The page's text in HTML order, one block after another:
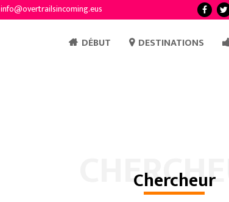
info@overtrailsincoming.eus
DÉBUT DESTINATIONS
Chercheur